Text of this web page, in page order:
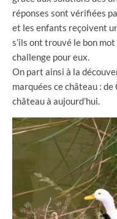
réponses sont vérifiées
et les enfants reçoivent
s’ils ont trouvé le bon
challenge pour eux.
On part ainsi à la
marquées ce château :
château à aujourd’hui.